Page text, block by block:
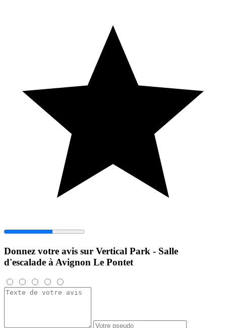
Donnez votre avis sur Vertical Park - Salle
d'escalade à Avignon Le Pontet